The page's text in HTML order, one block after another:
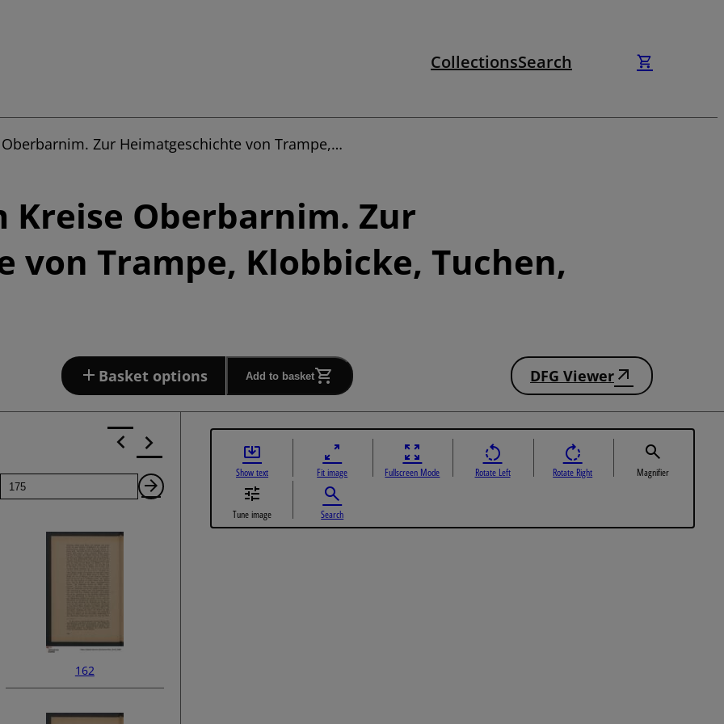
CollectionsSearch
Zur Heimatgeschichte von Trampe,…
Oberbarnim. Zur
von Trampe, Klobbicke, Tuchen,
Basket options Add to basket DFG Viewer
Page
Next
162
Show text Fit image Fullscreen Mode Rotate Left Rotate Right Magnifier
Tune image Search